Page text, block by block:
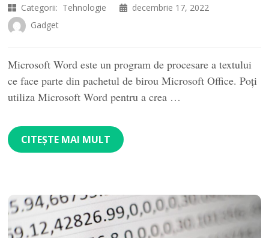
Categorii: Tehnologie
decembrie 17, 2022
Gadget
Microsoft Word este un program de procesare a textului
ce face parte din pachetul de birou Microsoft Office. Poți
utiliza Microsoft Word pentru a crea …
CITEȘTE MAI MULT